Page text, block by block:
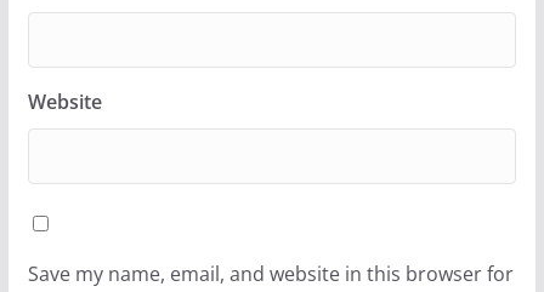
Website
Save my name, email, and website in this browser for